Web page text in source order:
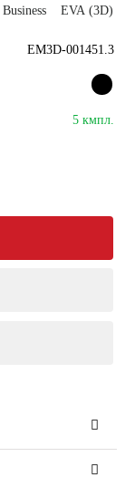
Business EVA (3D)
EM3D-001451.3
5 кмпл.